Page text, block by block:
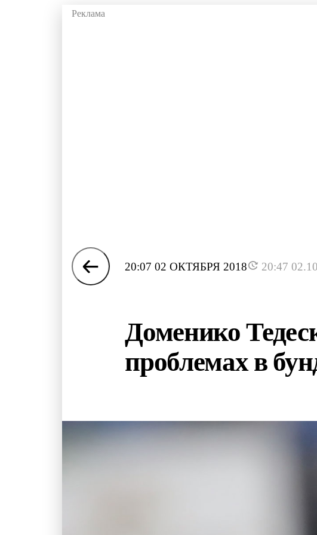
20:07 02 ОКТЯБРЯ 2018 20:47
Доменико
проблемах в